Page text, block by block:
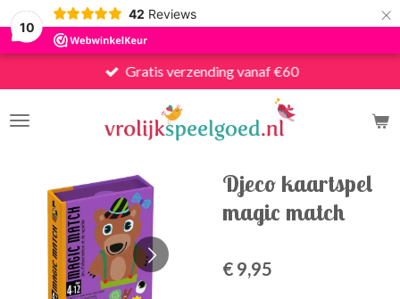
10
42 Reviews ×
Gratis verzending vanaf €60
Djeco kaartspel
magic match
€ 9,95